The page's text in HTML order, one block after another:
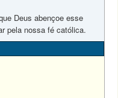
Deus abençoe esse
pela nossa fé católica.